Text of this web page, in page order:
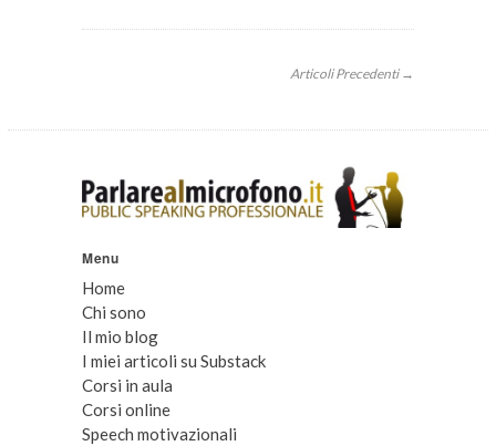
Articoli Precedenti →
Menu
Home
Chi sono
Il mio blog
I miei articoli su Substack
Corsi in aula
Corsi online
Speech motivazionali